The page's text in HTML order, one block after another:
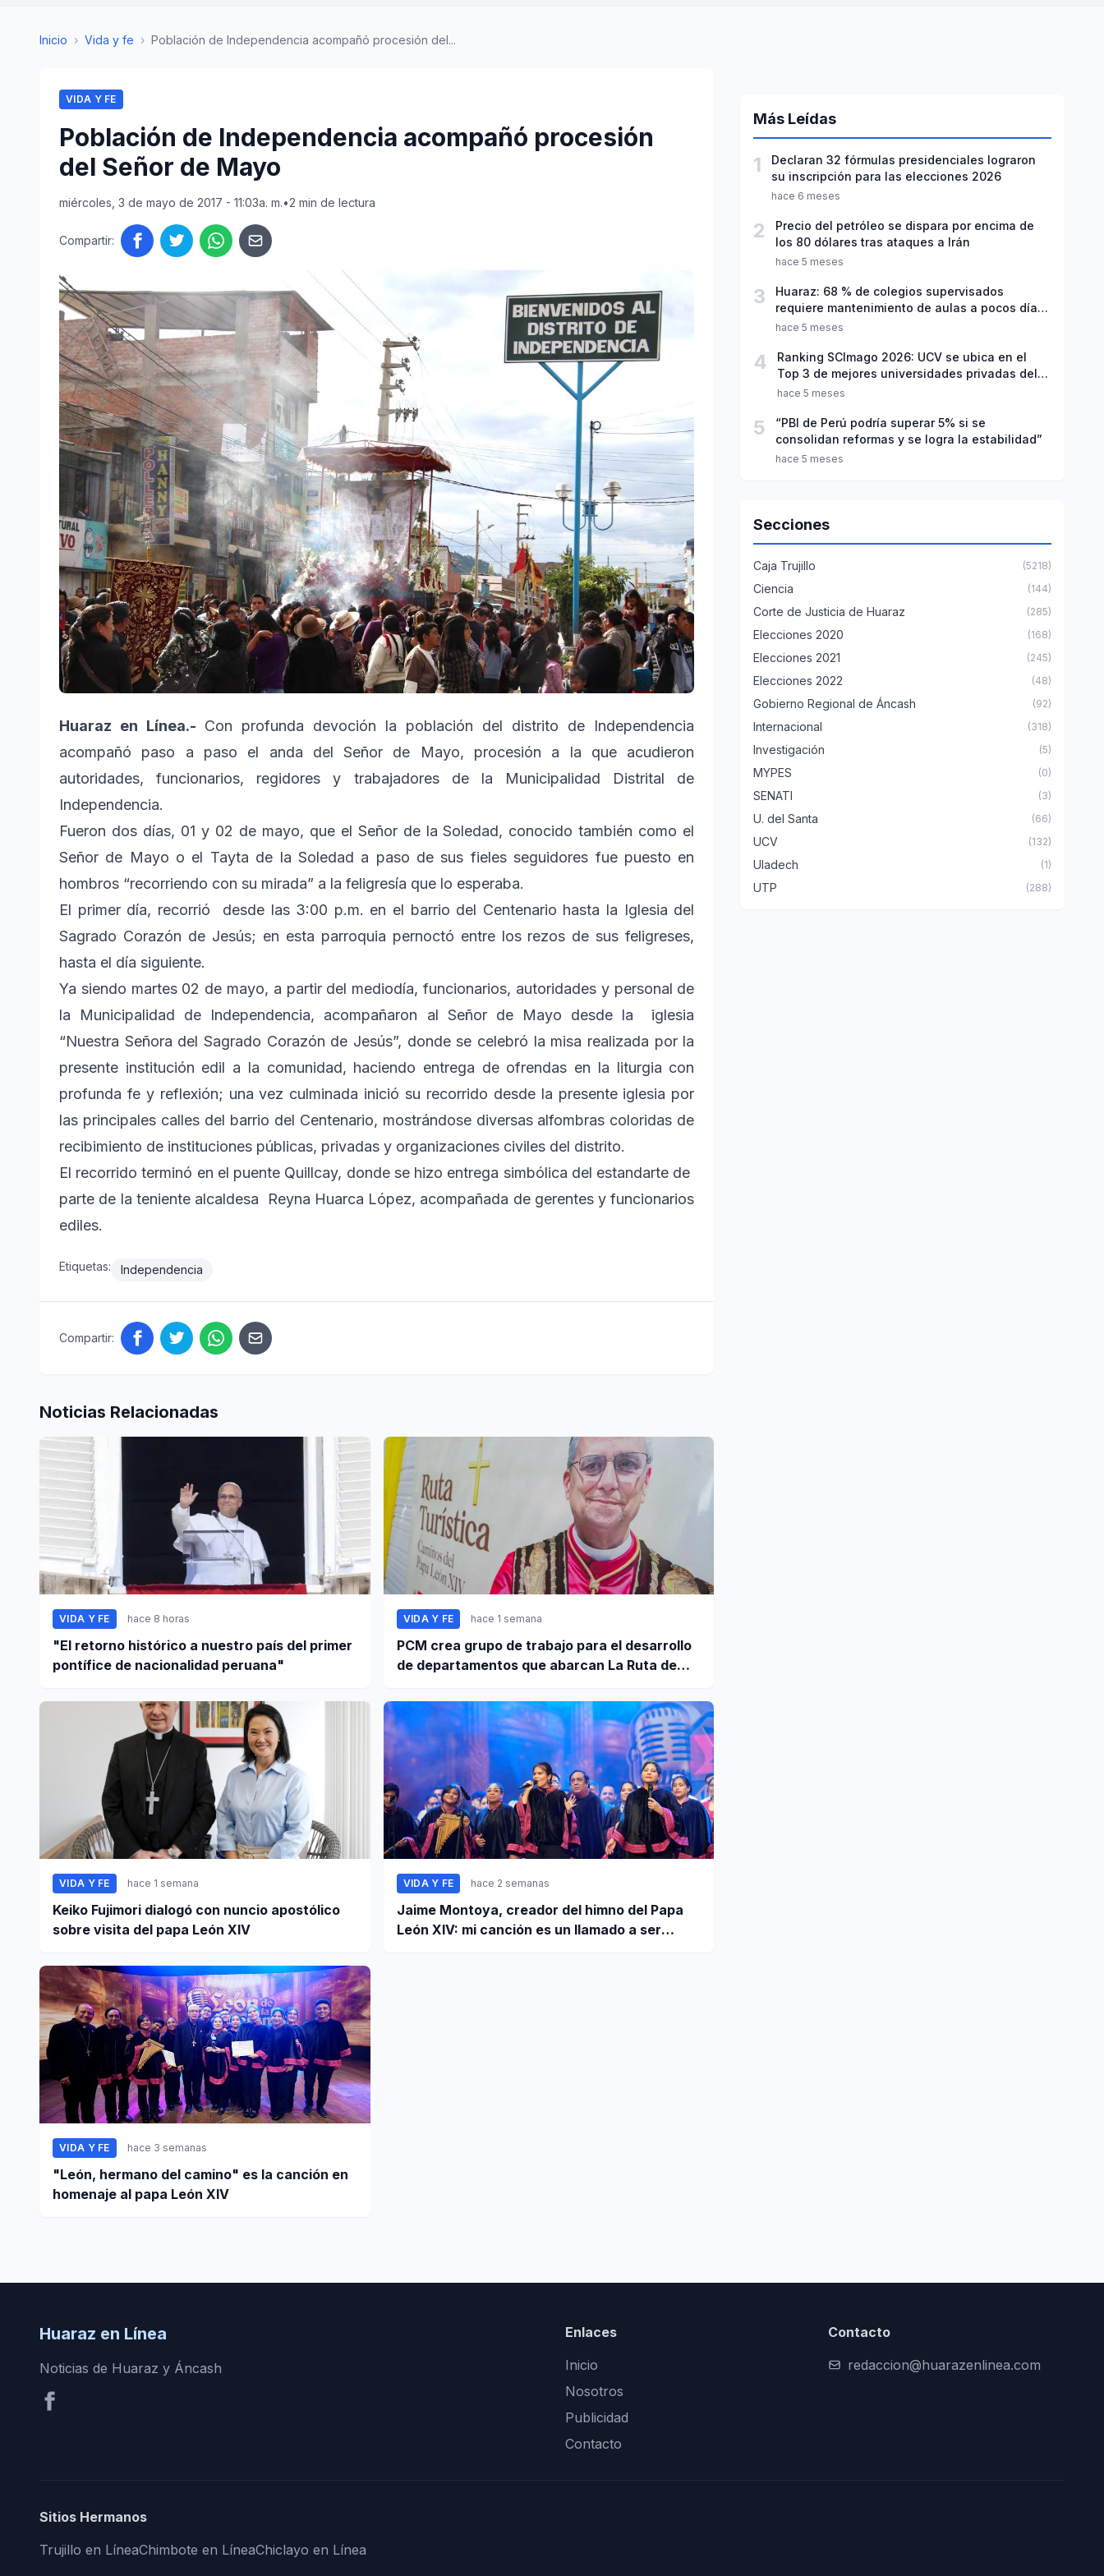
Inicio › Vida y fe › Población de Independencia acompañó procesión del...
VIDA Y FE
Población de Independencia acompañó procesión
del Señor de Mayo
miércoles, 3 de mayo de 2017 - 11:03a. m.•2 min de lectura
Compartir:
Huaraz en Línea.- Con profunda devoción la población del distrito de Independencia
acompañó paso a paso el anda del Señor de Mayo, procesión a la que acudieron
autoridades, funcionarios, regidores y trabajadores de la Municipalidad Distrital de
Independencia.
Fueron dos días, 01 y 02 de mayo, que el Señor de la Soledad, conocido también como el
Señor de Mayo o el Tayta de la Soledad a paso de sus fieles seguidores fue puesto en
hombros “recorriendo con su mirada” a la feligresía que lo esperaba.
El primer día, recorrió desde las 3:00 p.m. en el barrio del Centenario hasta la Iglesia del
Sagrado Corazón de Jesús; en esta parroquia pernoctó entre los rezos de sus feligreses,
hasta el día siguiente.
Ya siendo martes 02 de mayo, a partir del mediodía, funcionarios, autoridades y personal de
la Municipalidad de Independencia, acompañaron al Señor de Mayo desde la iglesia
“Nuestra Señora del Sagrado Corazón de Jesús”, donde se celebró la misa realizada por la
presente institución edil a la comunidad, haciendo entrega de ofrendas en la liturgia con
profunda fe y reflexión; una vez culminada inició su recorrido desde la presente iglesia por
las principales calles del barrio del Centenario, mostrándose diversas alfombras coloridas de
recibimiento de instituciones públicas, privadas y organizaciones civiles del distrito.
El recorrido terminó en el puente Quillcay, donde se hizo entrega simbólica del estandarte de
parte de la teniente alcaldesa Reyna Huarca López, acompañada de gerentes y funcionarios
ediles.
Etiquetas: Independencia
Compartir:
Noticias Relacionadas
VIDA Y FE hace 8 horas
"El retorno histórico a nuestro país del primer
pontífice de nacionalidad peruana"
VIDA Y FE hace 1 semana
PCM crea grupo de trabajo para el desarrollo
de departamentos que abarcan La Ruta de
VIDA Y FE hace 1 semana
Keiko Fujimori dialogó con nuncio apostólico
sobre visita del papa León XIV
VIDA Y FE hace 2 semanas
Jaime Montoya, creador del himno del Papa
León XIV: mi canción es un llamado a ser
VIDA Y FE hace 3 semanas
"León, hermano del camino" es la canción en
homenaje al papa León XIV
Más Leídas
1
Declaran 32 fórmulas presidenciales lograron
su inscripción para las elecciones 2026
hace 6 meses
2
Precio del petróleo se dispara por encima de
los 80 dólares tras ataques a Irán
hace 5 meses
3
Huaraz: 68 % de colegios supervisados
requiere mantenimiento de aulas a pocos días
de inicio del año escolar 2026
hace 5 meses
4
Ranking SCImago 2026: UCV se ubica en el
Top 3 de mejores universidades privadas del
Perú
hace 5 meses
5
“PBI de Perú podría superar 5% si se
consolidan reformas y se logra la estabilidad”
hace 5 meses
Secciones
Caja Trujillo (5218)
Ciencia (144)
Corte de Justicia de Huaraz (285)
Elecciones 2020 (168)
Elecciones 2021 (245)
Elecciones 2022 (48)
Gobierno Regional de Áncash (92)
Internacional (318)
Investigación (5)
MYPES (0)
SENATI (3)
U. del Santa (66)
UCV (132)
Uladech (1)
UTP (288)
Huaraz en Línea
Noticias de Huaraz y Áncash
Enlaces
Inicio
Nosotros
Publicidad
Contacto
Contacto
redaccion@huarazenlinea.com
Sitios Hermanos
Trujillo en LíneaChimbote en LíneaChiclayo en Línea